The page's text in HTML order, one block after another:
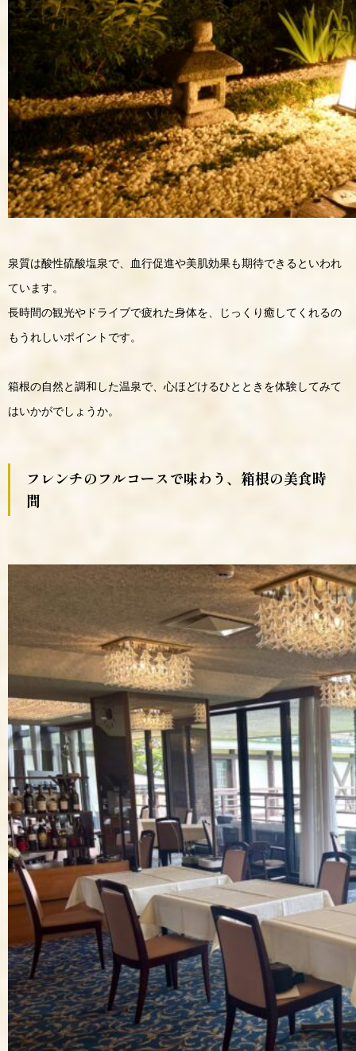
泉質は酸性硫酸塩泉で、血行促進や美肌効果も期待できるといわれ
ています。
長時間の観光やドライブで疲れた身体を、じっくり癒してくれるの
もうれしいポイントです。
箱根の自然と調和した温泉で、心ほどけるひとときを体験してみて
はいかがでしょうか。
フレンチのフルコースで味わう、箱根の美食時
間